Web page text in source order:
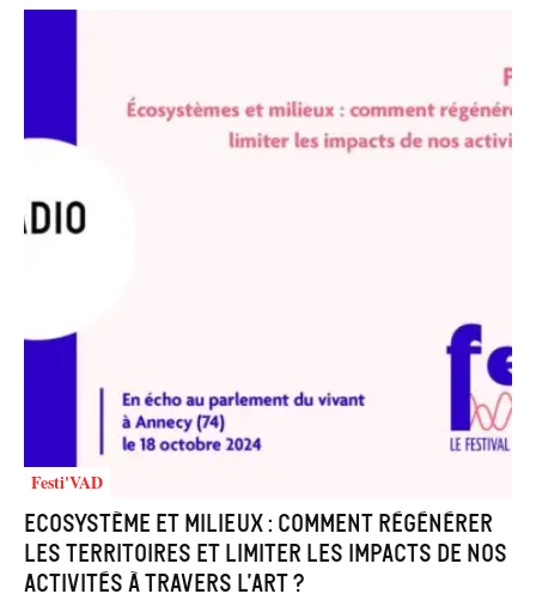
Festi'VAD
Ecosystème et milieux : comment régénérer
les territoires et limiter les impacts de nos
activités à travers l’art ?